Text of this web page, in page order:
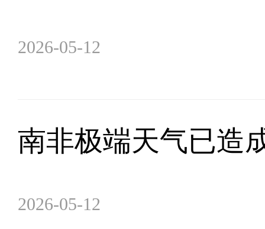
2026-05-12
南非极端天气已造
2026-05-12